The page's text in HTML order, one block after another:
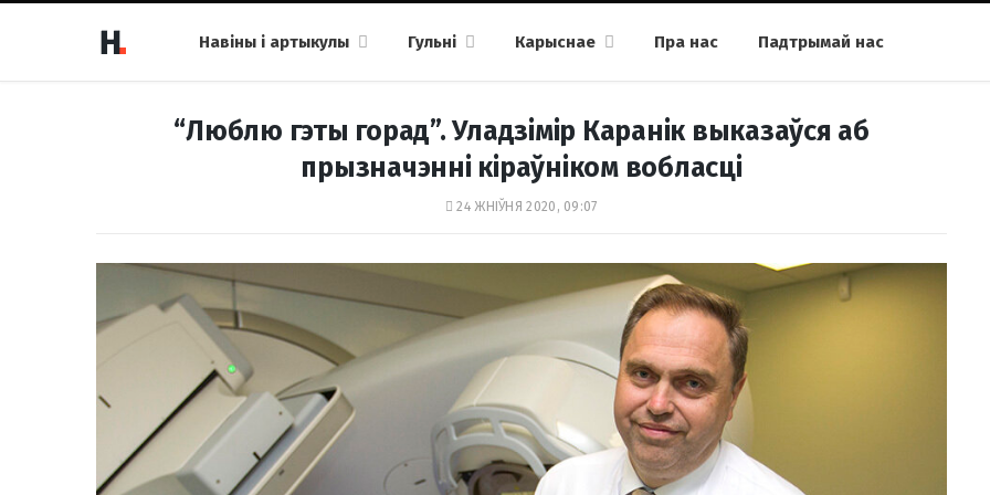
Навіны і артыкулы Гульні Карыснае Пра нас Падтрымай нас
“Люблю гэты горад”. Уладзімір Каранік выказаўся аб
прызначэнні кіраўніком вобласці
24 ЖНІЎНЯ 2020, 09:07